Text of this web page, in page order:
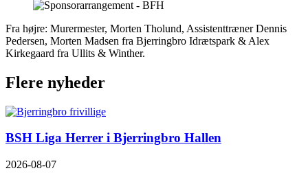
Fra højre: Murermester, Morten Tholund, Assistenttræner Dennis
Pedersen, Morten Madsen fra Bjerringbro Idrætspark & Alex
Kirkegaard fra Ullits & Winther.
Flere nyheder
BSH Liga Herrer i Bjerringbro Hallen
2026-08-07